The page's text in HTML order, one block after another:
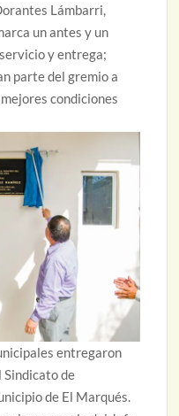
Lámbarri,
un antes y un
y entrega;
parte del gremio a
condiciones
entregaron
Sindicato de
de El Marqués.